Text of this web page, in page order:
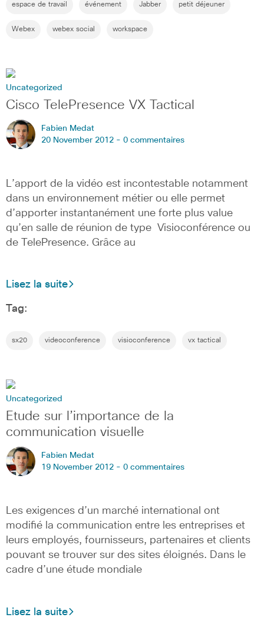
espace de travail événement Jabber petit déjeuner
Webex webex social workspace
Uncategorized
Cisco TelePresence VX Tactical
Fabien Medat
20 November 2012 - 0 commentaires
L’apport de la vidéo est incontestable notamment
dans un environnement métier ou elle permet
d’apporter instantanément une forte plus value
qu’en salle de réunion de type Visioconférence ou
de TelePresence. Grâce au
Lisez la suite
Tag:
sx20 videoconference visioconference vx tactical
Uncategorized
Etude sur l’importance de la
communication visuelle
Fabien Medat
19 November 2012 - 0 commentaires
Les exigences d’un marché international ont
modifié la communication entre les entreprises et
leurs employés, fournisseurs, partenaires et clients
pouvant se trouver sur des sites éloignés. Dans le
cadre d’une étude mondiale
Lisez la suite